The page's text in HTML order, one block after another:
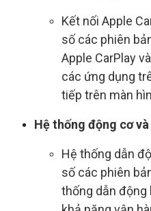
Kết nối Apple
số các phiên
Apple CarPlay
các ứng dụng
tiếp trên màn
Hệ thống động cơ
Hệ thống dẫn
số các phiên
thống dẫn động